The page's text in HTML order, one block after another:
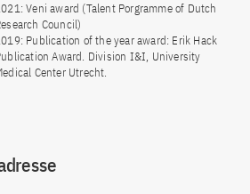
Veni award (Talent Porgramme of Dutch
Council)
Publication of the year award: Erik Hack
Award. Division I&I, University
Center Utrecht.